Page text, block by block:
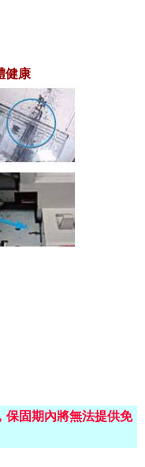
健康
保固期內將無法提供免